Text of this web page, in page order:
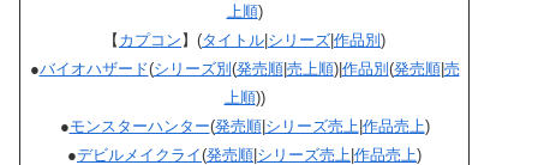
上順)
【 カプコン 】(タイトル シリーズ 作品別 )
●バイオハザード(シリーズ別 (発売順| 売上順)| 作品別 (発売順| 売
上順))
●モンスターハンター(発売順| シリーズ売上 作品売上)
●デビルメイクライ(発売順 シリーズ売上 作品売上)